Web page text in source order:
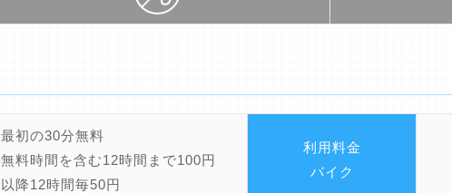
最初の30分無料
無料時間を含む12時間まで100円
以降12時間毎50円
利用料金
バイク